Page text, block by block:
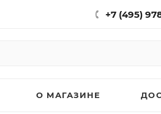
+7 (495)
О МАГАЗИНЕ